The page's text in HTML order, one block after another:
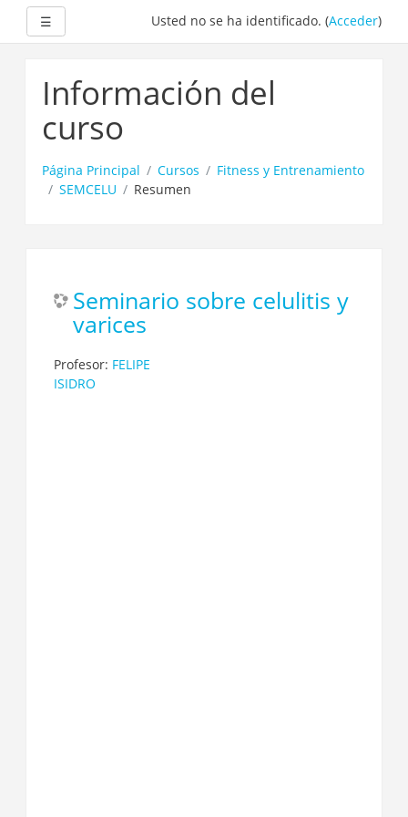
contenido
☰ Usted no se ha identificado. (Acceder)
Información del
curso
Página Principal Cursos
Fitness y Entrenamiento
SEMCELU
Resumen
Seminario sobre celulitis y
varices
Profesor: FELIPE
ISIDRO